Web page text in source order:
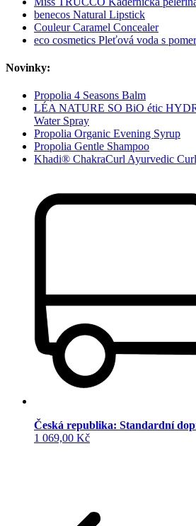
benecos Natural Lipstick
Couleur Caramel Concealer
eco cosmetics Pleťová voda s
Novinky:
Propolia 4 Seasons Balm
LÉA NATURE SO BiO étic
Water Spray
Propolia Organic Evening Syrup
Propolia Gentle Shampoo
Khadi® ChakraCurl Ayurvedic
Česká republika: Standardní
1 069,00 Kč